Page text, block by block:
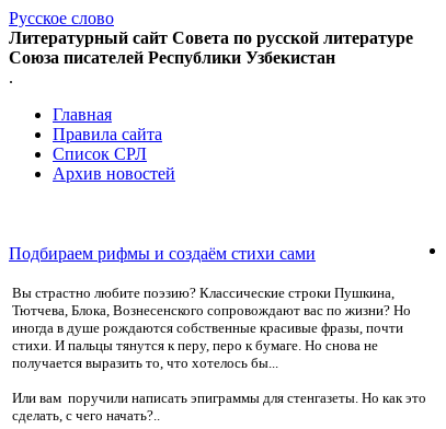
Русское слово
Литературный сайт Совета по русской литературе
Союза писателей Республики Узбекистан
.
Главная
Правила сайта
Список СРЛ
Архив новостей
Подбираем рифмы и создаём стихи сами
Вы страстно любите поэзию? Классические строки Пушкина,
Тютчева, Блока, Вознесенского сопровождают вас по жизни? Но
иногда в душе рождаются собственные красивые фразы, почти
стихи. И пальцы тянутся к перу, перо к бумаге. Но снова не
получается выразить то, что хотелось бы...
Или вам поручили написать эпиграммы для стенгазеты. Но как это
сделать, с чего начать?..